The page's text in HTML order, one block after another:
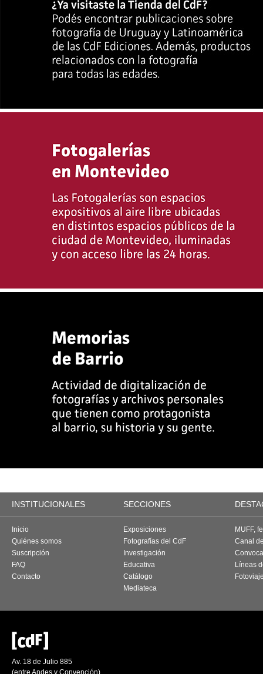
INSTITUCIONALES SECCIONES
Inicio
Quiénes somos
Suscripción
FAQ
Contacto
Exposiciones
Fotografías del CdF
Investigación
Educativa
Catálogo
Mediateca
MUFF,
Canal
Líneas
Av. 18 de Julio 885
(entre Andes y Convención)